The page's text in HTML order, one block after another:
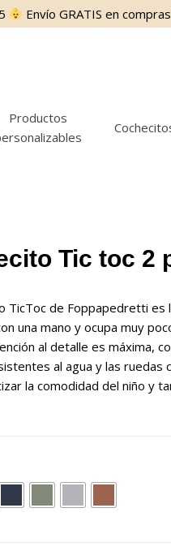
Envío GRATIS en
Productos
Tic toc 2
TicToc de Foppapedretti
una mano y ocupa muy
al detalle es máxima,
al agua y las ruedas
la comodidad del niño y